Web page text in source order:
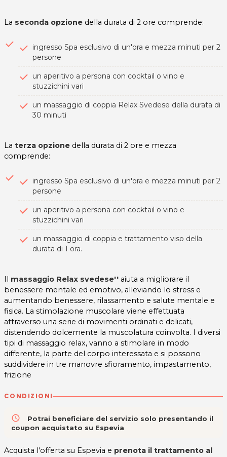
La seconda opzione della durata di 2 ore comprende:
ingresso Spa esclusivo di un'ora e mezza minuti per 2
persone
un aperitivo a persona con cocktail o vino e
stuzzichini vari
un massaggio di coppia Relax Svedese della durata di
30 minuti
La terza opzione della durata di 2 ore e mezza
comprende:
ingresso Spa esclusivo di un'ora e mezza minuti per 2
persone
un aperitivo a persona con cocktail o vino e
stuzzichini vari
un massaggio di coppia e trattamento viso della
durata di 1 ora.
Il massaggio Relax svedese'' aiuta a migliorare il
benessere mentale ed emotivo, alleviando lo stress e
aumentando benessere, rilassamento e salute mentale e
fisica. La stimolazione muscolare viene effettuata
attraverso una serie di movimenti ordinati e delicati,
distendendo dolcemente la muscolatura coinvolta. I diversi
tipi di massaggio relax, vanno a stimolare in modo
differente, la parte del corpo interessata e si possono
suddividere in tre manovre sfioramento, impastamento,
frizione
CONDIZIONI
access_time
Potrai beneficiare del servizio solo presentando il
coupon acquistato su Espevia
Acquista l'offerta su Espevia e prenota il trattamento al